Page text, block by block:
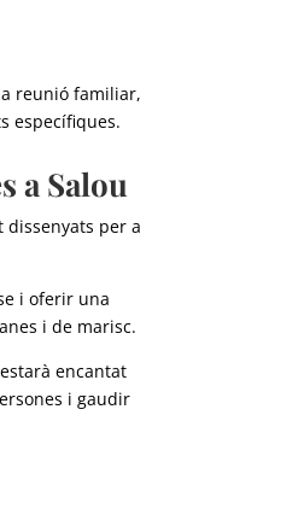
reunió familiar,
específiques.
a Salou
dissenyats per a
i oferir una
i de marisc.
encantat
i gaudir